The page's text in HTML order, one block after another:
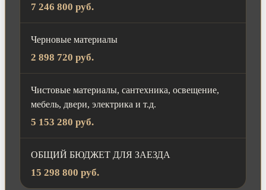
7 246 800 руб.
Черновые материалы
2 898 720 руб.
Чистовые материалы, сантехника, освещение,
мебель, двери, электрика и т.д.
5 153 280 руб.
ОБЩИЙ БЮДЖЕТ ДЛЯ ЗАЕЗДА
15 298 800 руб.